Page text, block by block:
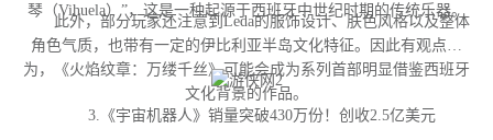
琴（Vihuela）”，这是一种起源于西班牙中世纪时期的传统乐器。
此外，部分玩家还注意到Leda的服饰设计、肤色风格以及整体
角色气质，也带有一定的伊比利亚半岛文化特征。因此有观点认
为，《火焰纹章：万缕千丝》可能会成为系列首部明显借鉴西班牙
文化背景的作品。
3.《宇宙机器人》销量突破430万份！创收2.5亿美元